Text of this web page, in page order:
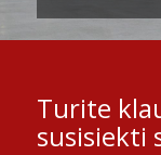
Turite
susisiekti